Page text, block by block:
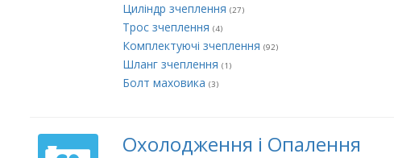
Циліндр зчеплення (27)
Трос зчеплення (4)
Комплектуючі зчеплення (92)
Шланг зчеплення (1)
Болт маховика (3)
Охолодження і Опалення